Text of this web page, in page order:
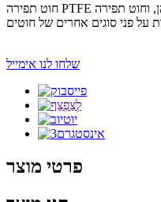
חוט תפירה PTFE הוא בחירה פופולרית לתפירת שקיות סינון בשל תכונותיו הייחודיות. שקיות סינון משמשות בתעשיות שונות להסרת זיהומים מנוזלים וגזים. תפירת שקיות אלו היא קריטית לביצועיהן, וחוט תפירה PTFE מציע
שלחו לנו אימייל
פרטי מוצר